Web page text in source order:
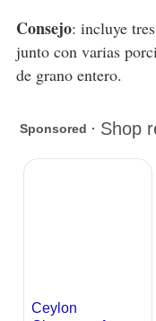
Consejo: incluye
junto con varias
de grano entero.